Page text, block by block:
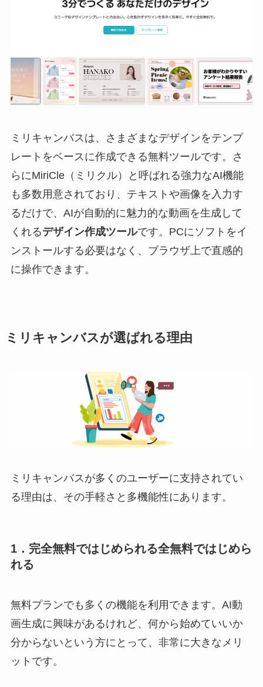
ミリキャンバスは、さまざまなデザインをテンプ
レートをベースに作成できる無料ツールです。さ
らにMiriCle（ミリクル）と呼ばれる強力なAI機能
も多数用意されており、テキストや画像を入力す
るだけで、AIが自動的に魅力的な動画を生成して
くれるデザイン作成ツールです。PCにソフトをイ
ンストールする必要はなく、ブラウザ上で直感的
に操作できます。
ミリキャンバスが選ばれる理由
ミリキャンバスが多くのユーザーに支持されてい
る理由は、その手軽さと多機能性にあります。
1． 完全無料ではじめられる全無料ではじめら
れる
無料プランでも多くの機能を利用できます。AI動
画生成に興味があるけれど、何から始めていいか
分からないという方にとって、非常に大きなメリ
ットです。